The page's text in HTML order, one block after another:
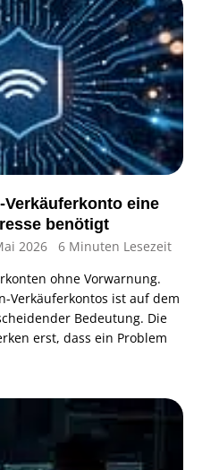
Verkäuferkonto eine
benötigt
2026
6 Minuten Lesezeit
ohne Vorwarnung.
Verkäuferkontos ist auf dem
Bedeutung. Die
erst, dass ein Problem